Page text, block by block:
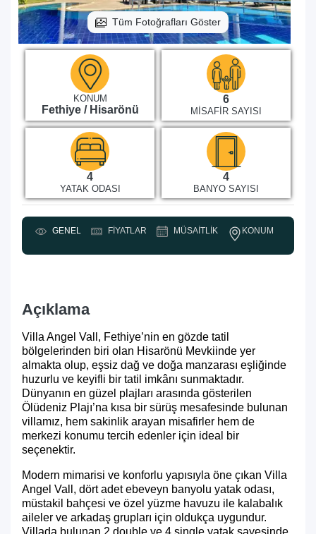
Tüm Fotoğrafları Göster
KONUM
Fethiye / Hisarönü
6
MISAFIR SAYISI
4
YATAK ODASI
4
BANYO SAYISI
GENEL FIYATLAR MÜSAITLIK KONUM
Açıklama
Villa Angel Vall, Fethiye’nin en gözde tatil
bölgelerinden biri olan Hisarönü Mevkiinde yer
almakta olup, eşsiz dağ ve doğa manzarası eşliğinde
huzurlu ve keyifli bir tatil imkânı sunmaktadır.
Dünyanın en güzel plajları arasında gösterilen
Ölüdeniz Plajı’na kısa bir sürüş mesafesinde bulunan
villamız, hem sakinlik arayan misafirler hem de
merkezi konumu tercih edenler için ideal bir
seçenektir.
Modern mimarisi ve konforlu yapısıyla öne çıkan Villa
Angel Vall, dört adet ebeveyn banyolu yatak odası,
müstakil bahçesi ve özel yüzme havuzu ile kalabalık
aileler ve arkadaş grupları için oldukça uygundur.
Villada bulunan 2 double ve 4 single yatak sayesinde